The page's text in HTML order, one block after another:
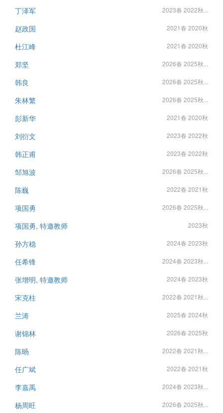
丁泽军 2023春 2022秋...
赵政国 2021春 2020秋
杜江峰 2021春 2020秋
郑坚 2026春 2025秋...
韩良 2026春 2025秋...
朱林繁 2026春 2025秋...
彭新华 2021春 2020秋
刘衍文 2023春 2022秋
韩正甫 2023春 2022秋
邹旭波 2026春 2025秋...
陈巍 2022春 2021秋
项国勇 2026春 2025秋...
项国勇, 特邀教师 2023秋
孙方稳 2024春 2023秋
任希锋 2024春 2023秋...
张增明, 特邀教师 2024春 2023秋
宋克柱 2022春 2021秋...
兰涛 2025春 2024秋
谢锦林 2026春 2025秋
陈旸 2022春 2021秋...
任广斌 2022春 2021秋
李嘉禹 2024春 2023秋...
杨周旺 2026春 2025秋...